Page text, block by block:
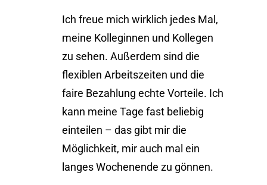
Ich freue mich wirklich jedes Mal,
meine Kolleginnen und Kollegen
zu sehen. Außerdem sind die
flexiblen Arbeitszeiten und die
faire Bezahlung echte Vorteile. Ich
kann meine Tage fast beliebig
einteilen – das gibt mir die
Möglichkeit, mir auch mal ein
langes Wochenende zu gönnen.